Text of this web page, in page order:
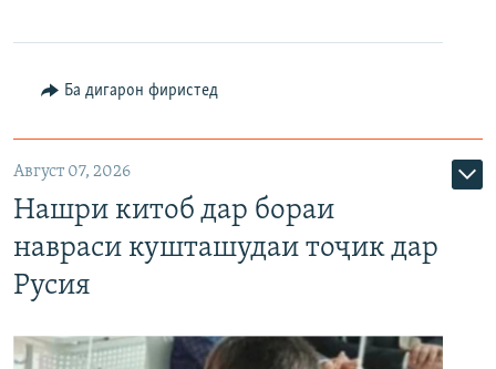
Ба дигарон фиристед
Август 07, 2026
Нашри китоб дар бораи
навраси кушташудаи тоҷик дар
Русия